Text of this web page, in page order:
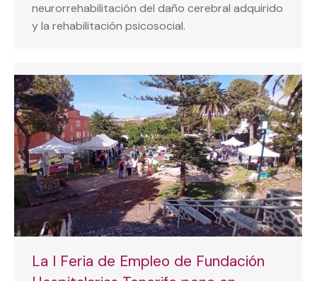
neurorrehabilitación del daño cerebral adquirido
y la rehabilitación psicosocial.
La I Feria de Empleo de Fundación